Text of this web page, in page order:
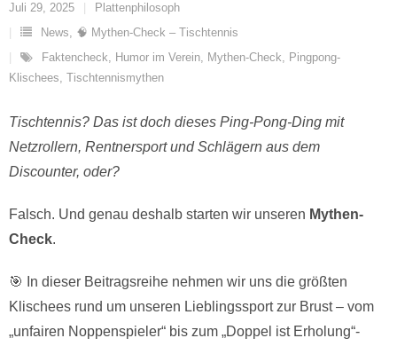
Juli 29, 2025
Plattenphilosoph
News, 🧠 Mythen-Check – Tischtennis
Faktencheck, Humor im Verein, Mythen-Check, Pingpong-
Klischees, Tischtennismythen
Tischtennis? Das ist doch dieses Ping-Pong-Ding mit
Netzrollern, Rentnersport und Schlägern aus dem
Discounter, oder?
Falsch. Und genau deshalb starten wir unseren Mythen-
Check.
🎯 In dieser Beitragsreihe nehmen wir uns die größten
Klischees rund um unseren Lieblingssport zur Brust – vom
„unfairen Noppenspieler“ bis zum „Doppel ist Erholung“-